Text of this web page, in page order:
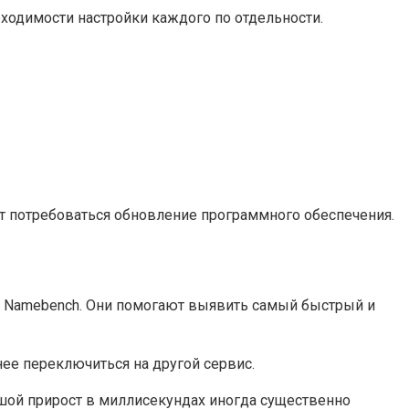
настройки каждого по отдельности.
обновление программного обеспечения.
Namebench. Они помогают выявить самый быстрый и
переключиться на другой сервис.
прирост в миллисекундах иногда существенно